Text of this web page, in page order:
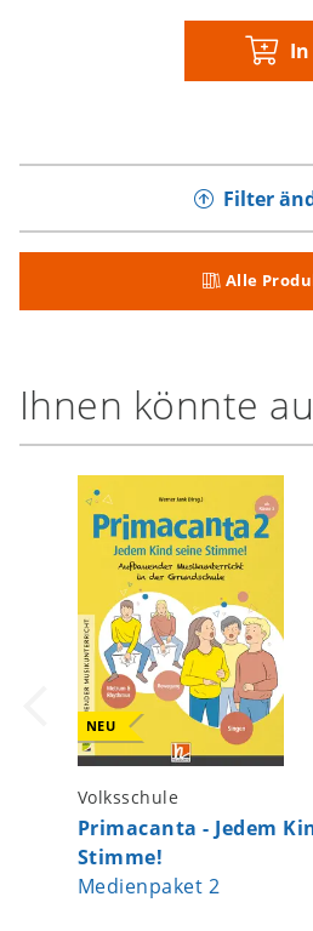
Filter
Alle
Ihnen könnte
NEU
Volksschule
Primacanta - Jedem
Stimme!
Medienpaket 2